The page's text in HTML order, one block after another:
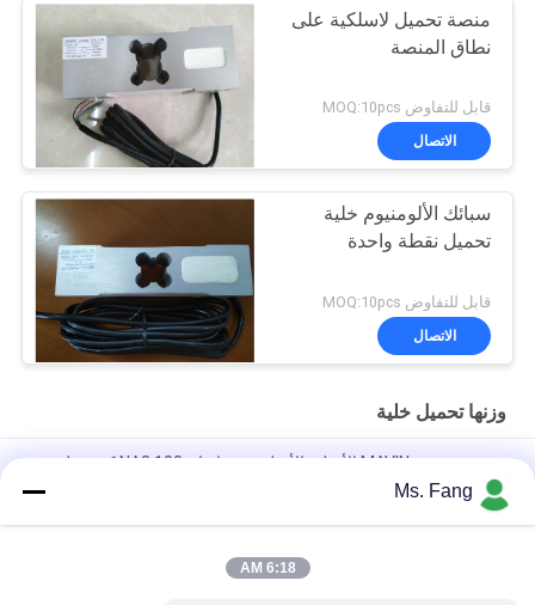
منصة تحميل لاسلكية على
نطاق المنصة
قابل للتفاوض MOQ:10pcs
الاتصال
سبائك الألومنيوم خلية
تحميل نقطة واحدة
قابل للتفاوض MOQ:10pcs
الاتصال
وزنها تحميل خلية
مستشعر وزن MAVIN الأصلي الأصلي من تايوان NA3 100 كجم خلية
تحميل لميزان المقعد
مستشعرات القوة الرقمية وخلايا الحمل NA3 500 كجم
Load Cell L6E3 Aluminum Alloy Electric Scales Weighing
Ms. Fang
6:18 AM